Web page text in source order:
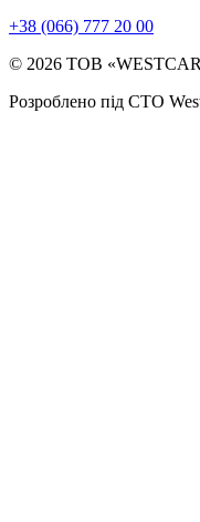
+38 (066) 777 20 00
© 2026 ТОВ
Розроблено під СТО